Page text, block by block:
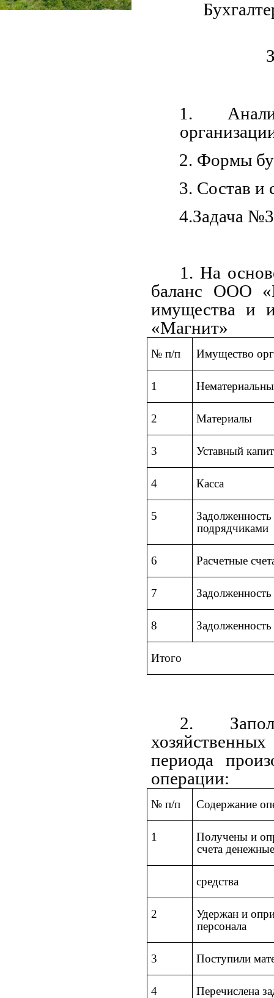
1.
2. Формы
3. Состав и
4.Задача
1. На
баланс ООО
имущества и
«Магнит»
№ п/п Имущество
1
2 Материалы
3 Уставный
4 Касса
5
подрядчиками
6 Расчетные
7
8
Итого
2.
периода
операции:
№ п/п Содержание
1
Получены и
счета денежные
средства
2
Удержан и
персонала
3 Поступили
4 Перечислена